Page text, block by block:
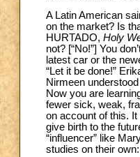
A Latin American
on the market? Is
HURTADO, Holy
not? [“No!”] You
latest car or the
“Let it be done!”
Nirmeen
Now you are
fewer sick, weak,
on account of this.
give birth to the
“influencer” like
studies on their